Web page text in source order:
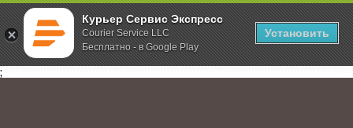
Курьер Сервис Экспресс
Courier Service LLC
Бесплатно - в Google Play
Установить
;
Главная О компании Новости Logirus.ru: Франшиза в кризис. Как